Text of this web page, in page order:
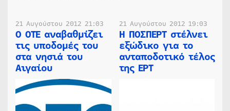
21 Αυγούστου 2012 21:03
Ο ΟΤΕ αναβαθμίζει
τις υποδομές του
στα νησιά του
Αιγαίου
21 Αυγούστου 2012 19:03
Η ΠΟΣΠΕΡΤ στέλνει
εξώδικο για το
ανταποδοτικό τέλος
της ΕΡΤ